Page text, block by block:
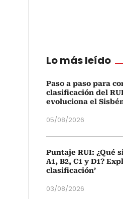
Lo más leído
Paso a paso para
clasificación del
evoluciona el
05/08/2026
Puntaje RUI: ¿Qué
A1, B2, C1 y D1?
clasificación’
03/08/2026